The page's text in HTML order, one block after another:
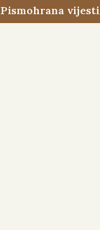
Pismohrana vijesti